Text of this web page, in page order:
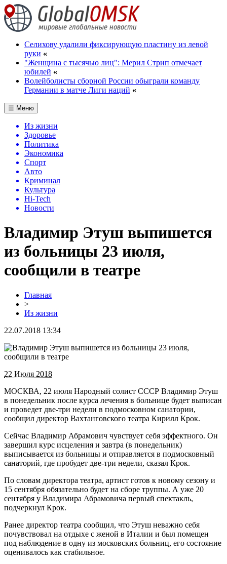
Селихову удалили фиксирующую пластину из левой
руки «
"Женщина с тысячью лиц": Мерил Стрип отмечает
юбилей «
Волейболисты сборной России обыграли команду
Германии в матче Лиги наций «
☰ Меню
Из жизни
Здоровье
Политика
Экономика
Спорт
Авто
Криминал
Культура
Hi-Tech
Новости
Владимир Этуш выпишется
из больницы 23 июля,
сообщили в театре
Главная
>
Из жизни
22.07.2018 13:34
22 Июля 2018
МОСКВА, 22 июля Народный солист СССР Владимир Этуш
в понедельник после курса лечения в больнице будет выписан
и проведет две-три недели в подмосковном санатории,
сообщил директор Вахтанговского театра Кирилл Крок.
Сейчас Владимир Абрамович чувствует себя эффектного. Он
завершил курс исцеления и завтра (в понедельник)
выписывается из больницы и отправляется в подмосковный
санаторий, где пробудет две-три недели, сказал Крок.
По словам директора театра, артист готов к новому сезону и
15 сентября обязательно будет на сборе труппы. А уже 20
сентября у Владимира Абрамовича первый спектакль,
подчеркнул Крок.
Ранее директор театра сообщил, что Этуш неважно себя
почувствовал на отдыхе с женой в Италии и был помещен
под наблюдение в одну из московских больниц, его состояние
оценивалось как стабильное.